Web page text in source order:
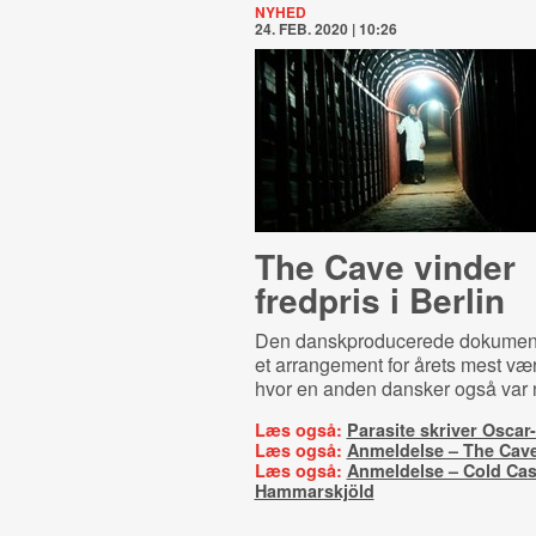
NYHED
24. FEB. 2020 | 10:26
The Cave vinder
fredpris i Berlin
Den danskproducerede
et arrangement for årets mest
hvor en anden dansker også var
Læs også: Parasite skriver
Læs også: Anmeldelse – The
Læs også: Anmeldelse – Cold
Hammarskjöld